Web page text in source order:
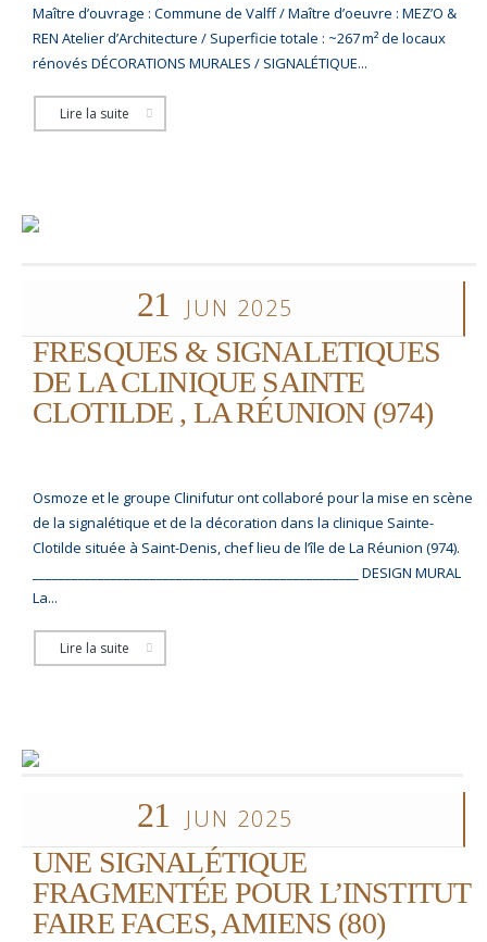
Maître d’ouvrage : Commune de Valff / Maître d’oeuvre : MEZ’O &
REN Atelier d’Architecture / Superficie totale : ~267 m² de locaux
rénovés DÉCORATIONS MURALES / SIGNALÉTIQUE...
Lire la suite
21 JUN 2025
FRESQUES & SIGNALETIQUES
DE LA CLINIQUE SAINTE
CLOTILDE , LA RÉUNION (974)
Osmoze et le groupe Clinifutur ont collaboré pour la mise en scène
de la signalétique et de la décoration dans la clinique Sainte-
Clotilde située à Saint-Denis, chef lieu de l’île de La Réunion (974).
__________________________________________________ DESIGN MURAL
La...
Lire la suite
21 JUN 2025
UNE SIGNALÉTIQUE
FRAGMENTÉE POUR L’INSTITUT
FAIRE FACES, AMIENS (80)